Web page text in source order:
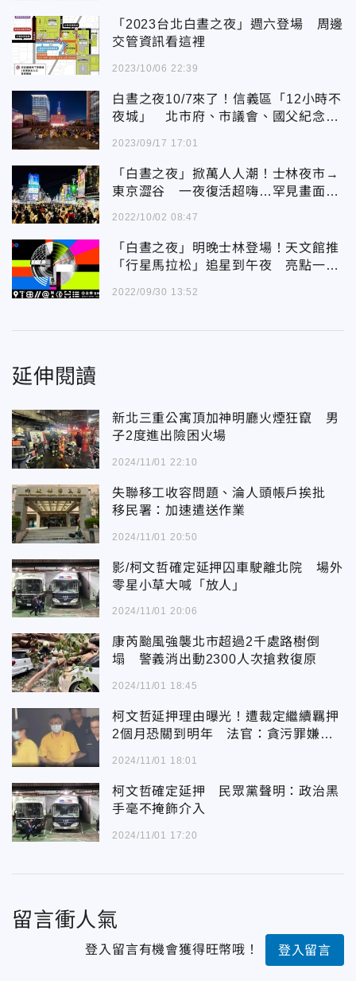
「2023台北白晝之夜」週六登場 周邊
交管資訊看這裡
2023/10/06 22:39
白晝之夜10/7來了！信義區「12小時不
夜城」 北市府、市議會、國父紀念館
2023/09/17 17:01
「白晝之夜」掀萬人人潮！士林夜市→
東京澀谷 一夜復活超嗨…罕見畫面曝
2022/10/02 08:47
「白晝之夜」明晚士林登場！天文館推
「行星馬拉松」追星到午夜 亮點一次
2022/09/30 13:52
延伸閱讀
新北三重公寓頂加神明廳火煙狂竄 男
子2度進出險困火場
2024/11/01 22:10
失聯移工收容問題、淪人頭帳戶挨批
移民署：加速遣送作業
2024/11/01 20:50
影/柯文哲確定延押囚車駛離北院 場外
零星小草大喊「放人」
2024/11/01 20:06
康芮颱風強襲北市超過2千處路樹倒
塌 警義消出動2300人次搶救復原
2024/11/01 18:45
柯文哲延押理由曝光！遭裁定繼續羈押
2個月恐關到明年 法官：貪污罪嫌重
2024/11/01 18:01
柯文哲確定延押 民眾黨聲明：政治黑
手毫不掩飾介入
2024/11/01 17:20
留言衝人氣
登入留言有機會獲得旺幣哦！ 登入留言